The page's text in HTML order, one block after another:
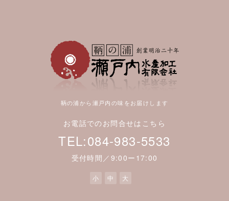
鞆の浦から瀬戸内の味をお届けします
お電話でのお問合せはこちら
TEL:084-983-5533
受付時間／9:00ー17:00
小 中 大